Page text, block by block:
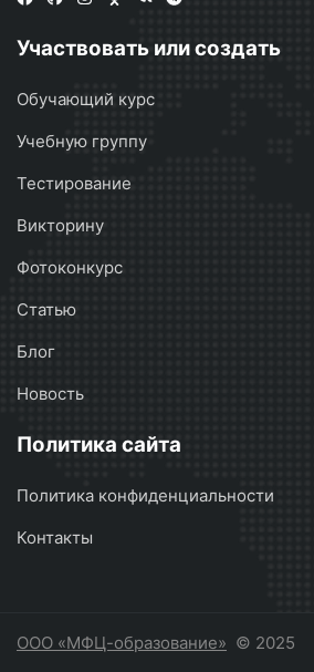
Участвовать или создать
Обучающий курс
Учебную группу
Тестирование
Викторину
Фотоконкурс
Статью
Блог
Новость
Политика сайта
Политика конфиденциальности
Контакты
ООО «МФЦ-образование» © 2025